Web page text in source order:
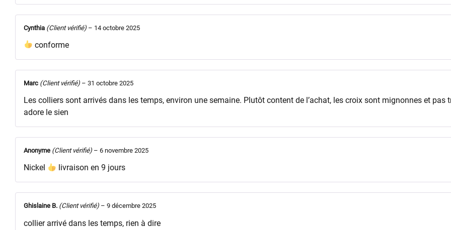
Cynthia (Client vérifié) – 14 octobre 2025
conforme
Marc (Client vérifié) – 31 octobre 2025
Les colliers sont arrivés dans les temps, environ une semaine. Plutôt content de l’achat, les croix sont mignonnes et pas
adore le sien
Anonyme (Client vérifié) – 6 novembre 2025
Nickel livraison en 9 jours
Ghislaine B. (Client vérifié) – 9 décembre 2025
collier arrivé dans les temps, rien à dire